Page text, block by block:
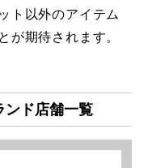
ト以外のアイテム
が期待されます。
ンド店舗一覧